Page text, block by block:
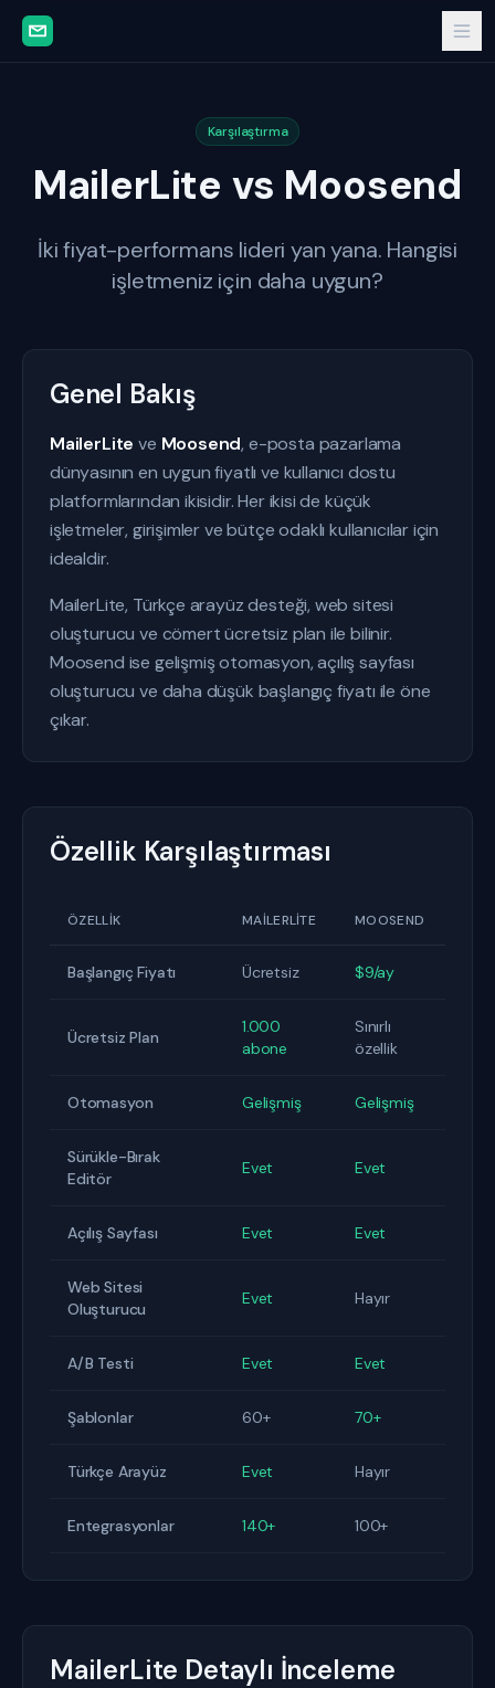
Karşılaştırma
MailerLite vs Moosend
İki fiyat-performans lideri yan yana. Hangisi
işletmeniz için daha uygun?
Genel Bakış
MailerLite ve Moosend, e-posta pazarlama
dünyasının en uygun fiyatlı ve kullanıcı dostu
platformlarından ikisidir. Her ikisi de küçük
işletmeler, girişimler ve bütçe odaklı kullanıcılar için
idealdir.
MailerLite, Türkçe arayüz desteği, web sitesi
oluşturucu ve cömert ücretsiz plan ile bilinir.
Moosend ise gelişmiş otomasyon, açılış sayfası
oluşturucu ve daha düşük başlangıç fiyatı ile öne
çıkar.
Özellik Karşılaştırması
ÖZELLIK MAILERLITE MOOSEND
Başlangıç Fiyatı Ücretsiz $9/ay
Ücretsiz Plan
1.000
abone
Sınırlı
özellik
Otomasyon Gelişmiş Gelişmiş
Sürükle-Bırak
Editör
Evet Evet
Açılış Sayfası Evet Evet
Web Sitesi
Oluşturucu
Evet Hayır
A/B Testi Evet Evet
Şablonlar 60+ 70+
Türkçe Arayüz Evet Hayır
Entegrasyonlar 140+ 100+
MailerLite Detaylı İnceleme